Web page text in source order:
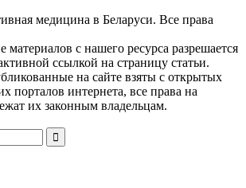
медицина в Беларуси. Все права
с нашего ресурса разрешается
ссылкой на страницу статьи.
на сайте взяты с открытых
порталов интернета, все права на
их законным владельцам.